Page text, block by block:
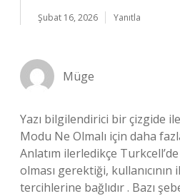
Şubat 16, 2026 Yanıtla
Müge
Yazı bilgilendirici bir çizgide
Modu Ne Olmalı için daha
Anlatım ilerledikçe
olması gerektiği, kullanıcının
tercihlerine bağlıdır . Bazı